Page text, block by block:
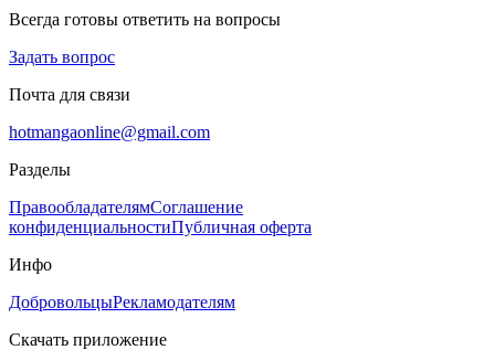
Всегда готовы ответить на вопросы
Задать вопрос
Почта для связи
hotmangaonline@gmail.com
Разделы
ПравообладателямСоглашение
конфиденциальностиПубличная оферта
Инфо
ДобровольцыРекламодателям
Скачать приложение